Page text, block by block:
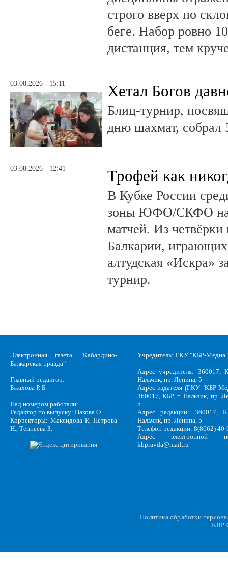
строго вверх по
беге. Набор ровно
дистанция, тем
03.08.2026 - 15:11 Хетал Богов
Блиц-турнир,
дню шахмат, собрал
03.08.2026 - 12:41 Трофей как
В Кубке России
зоны ЮФО/СКФО
матчей. Из
Балкарии,
алтудская «Искра»
турнир.
Электронная газета "Кабардино-
Балкарская правда"
Главный редактор:
Бжахова Р. Б.
Над номером работали:
Редактор по выпуску: Накова О.
Корректоры: Максидова Р., Петрова
Н., Теппеева З.
Учредитель: ГКУ "КБР-Медиа"
Адрес учредителя: 360017,
Нальчик, пр. Ленина, 5
Адрес издателя (ГКУ "КБР-
360017, КБР, г .Нальчик, пр.
5
Адрес редакции: 360017,
Нальчик, пр. Ленина, 5
Телефон редакции: 8(8662)
Адрес электронной
kbpravda@mail.ru
Политика обработки
KBP